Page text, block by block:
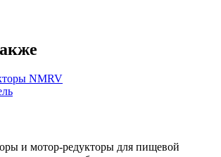
NMRV
и мотор-редукторы для пищевой